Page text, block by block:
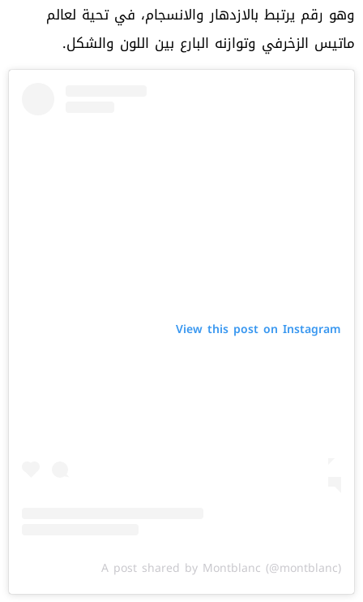
وهو رقم يرتبط بالازدهار والانسجام، في تحية لعالم
ماتيس الزخرفي وتوازنه البارع بين اللون والشكل.
View this post on Instagram
A post shared by Montblanc (@montblanc)